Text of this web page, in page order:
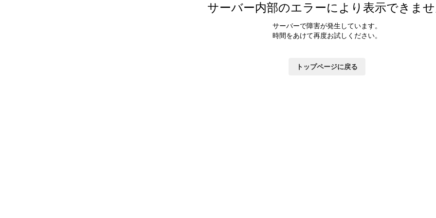
サーバー内部のエラーにより表示できま
サーバーで障害が発生しています。
時間をあけて再度お試しください。
トップページに戻る